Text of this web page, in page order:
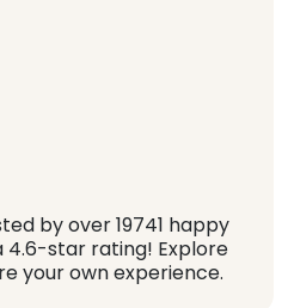
by over 19741 happy
4.6-star rating! Explore
your own experience.